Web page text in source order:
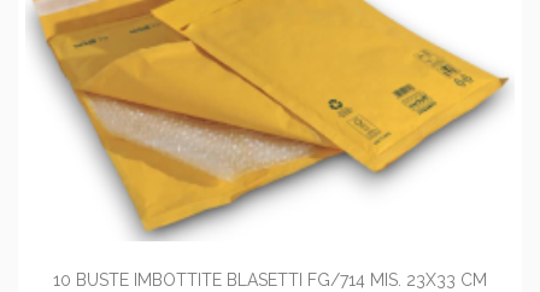
10 BUSTE IMBOTTITE BLASETTI FG/714 MIS. 23X33 CM